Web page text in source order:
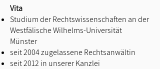
Vita
Studium der Rechtswissenschaften an der
Westfälische Wilhelms-Universität
Münster
seit 2004 zugelassene Rechtsanwältin
seit 2012 in unserer Kanzlei